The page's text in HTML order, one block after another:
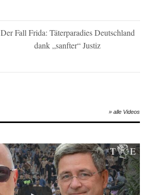
Der Fall Frida: Täterparadies Deutschland
dank „sanfter“ Justiz
» alle Videos